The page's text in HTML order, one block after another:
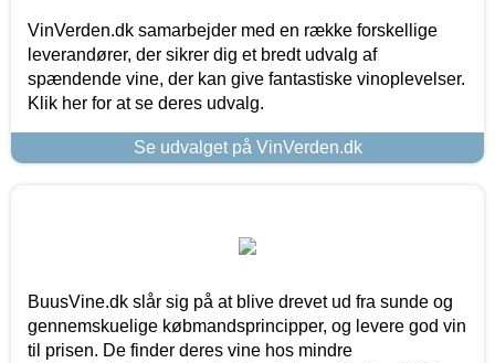
VinVerden.dk samarbejder med en række forskellige
leverandører, der sikrer dig et bredt udvalg af
spændende vine, der kan give fantastiske vinoplevelser.
Klik her for at se deres udvalg.
Se udvalget på VinVerden.dk
BuusVine.dk slår sig på at blive drevet ud fra sunde og
gennemskuelige købmandsprincipper, og levere god vin
til prisen. De finder deres vine hos mindre